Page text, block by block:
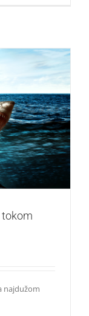
ajkula
tokom
najdužom